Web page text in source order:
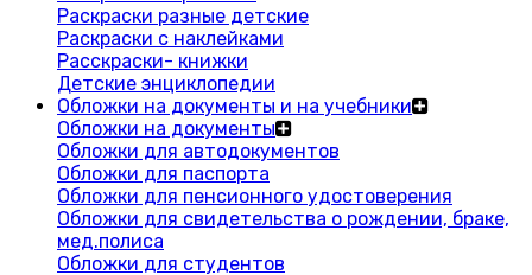
Раскраски разные детские
Раскраски с наклейками
Расскраски- книжки
Детские энциклопедии
Обложки на документы и на учебники
Обложки на документы
Обложки для автодокументов
Обложки для паспорта
Обложки для пенсионного удостоверения
Обложки для свидетельства о рождении, браке,
мед.полиса
Обложки для студентов